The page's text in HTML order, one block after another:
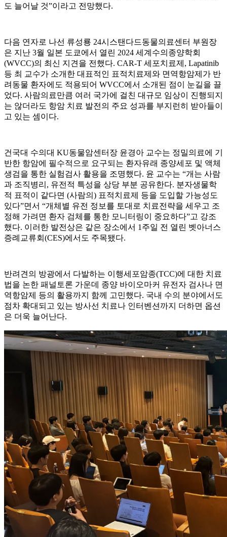
도 늘어날 것”이라고 전망했다.
다음 연자로 나선 류성룡 24시스탠다드동물의료센터 부원장
은 지난 3월 일본 도쿄에서 열린 2024 세계수의종양학회
(WVCC)의 최신 지견을 전했다. CAR-T 세포치료제, Lapatinib
등 최 교수가 소개한 대표적인 표적치료제와 면역항암제가 반
려동물 환자에도 적용되어 WVCC에서 소개된 점이 눈길을 끌
었다. 사람의료만큼 여러 국가에 걸친 대규모 임상이 진행되지
는 않더라도 항암 치료 발전의 주요 성과를 부지런히 받아들이
고 있는 셈이다.
건국대 수의대 KU동물암센터장 윤경아 교수는 정밀의료에 기
반한 항암에 필수적으로 요구되는 환자유래 종양세포 및 액체
생검을 통한 실험검사 활용을 조명했다. 윤 교수는 “개는 사람
과 조직병리, 유전적 특성을 상당 부분 공유한다. 분자생물학
적 표적이 같다면 (사람의) 표적치료제 등을 도입할 가능성도
있다”면서 “개체별 유전 정보를 토대로 치료전략을 세우고 조
정해 가려면 환자 검체를 통한 모니터링이 중요하다”고 강조
했다. 이러한 발전상은 같은 장소에서 1주일 전 열린 벳아너스
증례교류회(CES)에서도 주목됐다.
반려견의 방광에서 다발하는 이행세포암종(TCC)에 대한 치료
법을 논한 패널토론 가운데 종양 바이오마커 유전자 검사나 면
역항암제 등의 활용까지 함께 고민했다. 국내 수의 분야에서도
점차 확대되고 있는 방사선 치료나 인터벤션까지 더하면 옵션
은 더욱 늘어난다.